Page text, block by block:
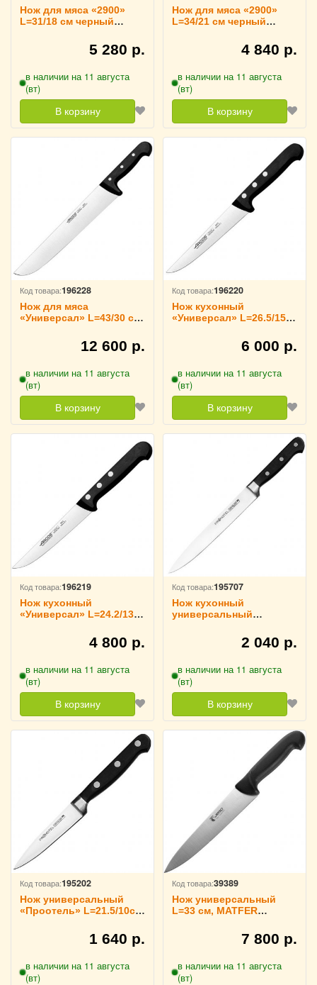
Нож для мяса «2900»
L=31/18 см черный
5 280 р.
в наличии на 11 августа
(вт)
В корзину
Нож для мяса «2900»
L=34/21 см черный
4 840 р.
в наличии на 11 августа
(вт)
В корзину
Код товара:196228
Нож для мяса
«Универсал» L=43/30 см
12 600 р.
в наличии на 11 августа
(вт)
В корзину
Код товара:196220
Нож кухонный
«Универсал» L=26.5/15
6 000 р.
в наличии на 11 августа
(вт)
В корзину
Код товара:196219
Нож кухонный
«Универсал» L=24.2/13
4 800 р.
в наличии на 11 августа
(вт)
В корзину
Код товара:195707
Нож кухонный
универсальный
нержавеющая сталь,
пластик L=34/21 см2 040 р.
в наличии на 11 августа
(вт)
В корзину
Код товара:195202
Нож универсальный
«Проотель» L=21.5/10см
1 640 р.
в наличии на 11 августа
(вт)
Код товара:39389
Нож универсальный
L=33 см, MATFER
7 800 р.
в наличии на 11 августа
(вт)